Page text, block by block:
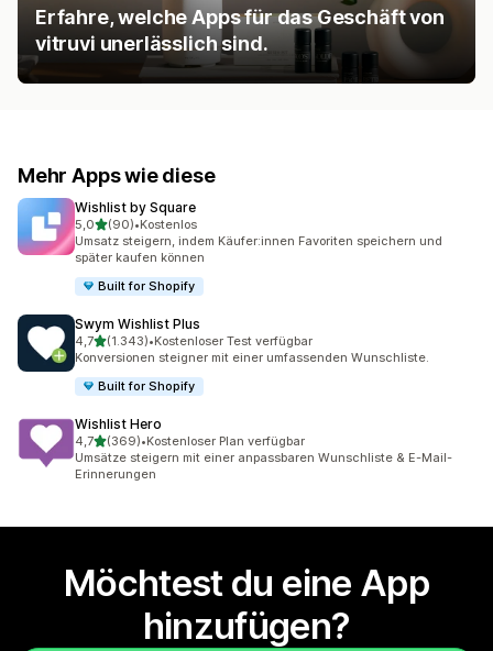
Erfahre, welche Apps für das Geschäft von
vitruvi unerlässlich sind.
Mehr Apps wie diese
Wishlist by Square
5,0von 5 Sternen
(90)
90 Rezensionen insgesamt
•Kostenlos
Umsatz steigern, indem Käufer:innen Favoriten speichern und
später kaufen können
Built for Shopify
Swym Wishlist Plus
4,7von 5 Sternen
(1.343)
1343 Rezensionen insgesamt
•Kostenloser Test verfügbar
Konversionen steigner mit einer umfassenden Wunschliste.
Built for Shopify
Wishlist Hero
4,7von 5 Sternen
(369)
369 Rezensionen insgesamt
•Kostenloser Plan verfügbar
Umsätze steigern mit einer anpassbaren Wunschliste & E-Mail-
Erinnerungen
Möchtest du eine App
hinzufügen?